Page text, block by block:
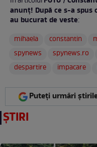
anunț! După ce s-a
au bucurat de veste:
mihaela
constantin
spynews
spynews.ro
despartire
impacare
Puteți urmări
ȘTIRI